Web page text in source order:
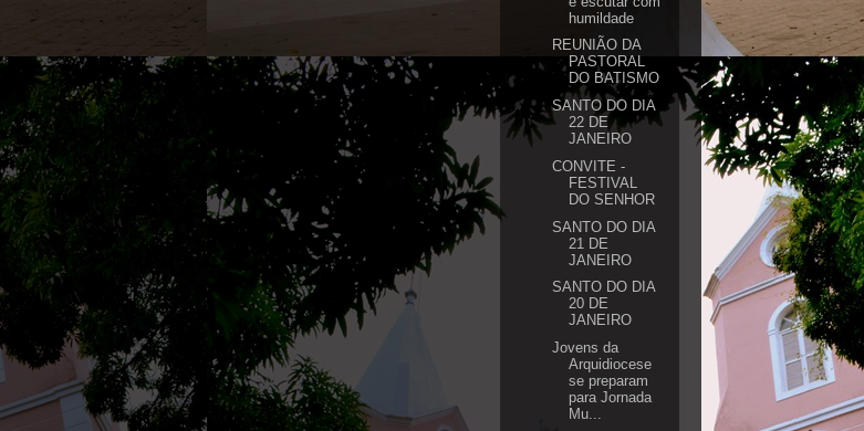
humildade
REUNIÃO DA
PASTORAL
DO BATISMO
SANTO DO DIA
22 DE
JANEIRO
CONVITE -
FESTIVAL
DO SENHOR
SANTO DO DIA
21 DE
JANEIRO
SANTO DO DIA
20 DE
JANEIRO
Jovens da
Arquidiocese
se preparam
para Jornada
Mu...